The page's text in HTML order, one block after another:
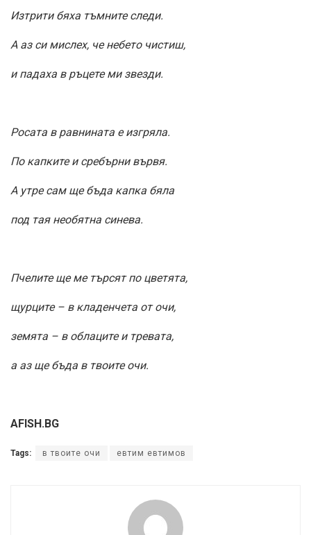
Изтрити бяха тъмните следи.
А аз си мислех, че небето чистиш,
и падаха в ръцете ми звезди.
Росата в равнината е изгряла.
По капките и сребърни вървя.
А утре сам ще бъда капка бяла
под тая необятна синева.
Пчелите ще ме търсят по цветята,
щурците – в кладенчета от очи,
земята – в облаците и тревата,
а аз ще бъда в твоите очи.
AFISH.BG
Tags: в твоите очи евтим евтимов